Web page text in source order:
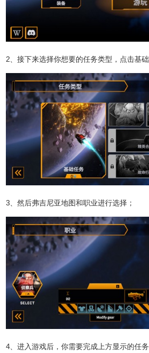
2、接下来选择你想要的任务类型，点击基础
3、然后弗吉尼亚地图和职业进行选择；
4、进入游戏后，你需要完成上方显示的任